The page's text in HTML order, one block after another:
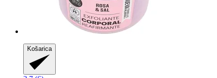
Košarica